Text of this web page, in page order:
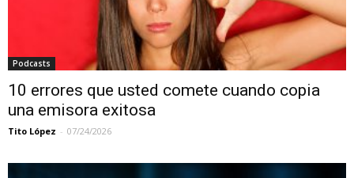
Podcasts
10 errores que usted comete cuando copia
una emisora exitosa
Tito López - 07/24/2026